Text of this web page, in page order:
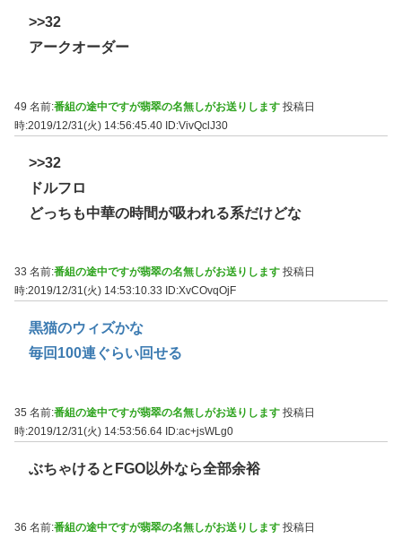
>>32
アークオーダー
49 名前:番組の途中ですが翡翠の名無しがお送りします 投稿日
時:2019/12/31(火) 14:56:45.40 ID:VivQclJ30
>>32
ドルフロ
どっちも中華の時間が吸われる系だけどな
33 名前:番組の途中ですが翡翠の名無しがお送りします 投稿日
時:2019/12/31(火) 14:53:10.33
ID:XvCOvqOjF
黒猫のウィズかな
毎回100連ぐらい回せる
35 名前:番組の途中ですが翡翠の名無しがお送りします 投稿日
時:2019/12/31(火) 14:53:56.64 ID:ac+jsWLg0
ぶちゃけるとFGO以外なら全部余裕
36 名前:番組の途中ですが翡翠の名無しがお送りします 投稿日